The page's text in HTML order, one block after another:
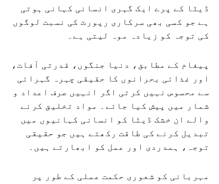
ڈیٹا کے پرے ایک گہری انسانی کہانی ہوتی
ہے جو کسی بھی سرکاری رپورٹ کی نسبت لوگوں
کی توجہ کو زیادہ موہ لیتی ہے۔
پیغام کے مطابق، دنیا جنگوں، قدرتی آفات،
اور غذائی بحرانوں کا حقیقی چہرہ گہرائی
سے محسوس نہیں کرتی اگر انہیں صرف اعداد و
شمار میں پیش کیا جائے۔ مواد تخلیق کرنے
والے ان خشک ڈیٹا کو انسانی کہانیوں میں
تبدیل کرنے کی طاقت رکھتے ہیں جو حقیقی
توجہ، ہمدردی اور عمل کو ابھارتے ہیں۔
مہربانی کو شعوری حکمت عملی کے طور پر